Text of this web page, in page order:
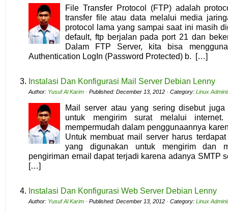
File Transfer Protocol (FTP) adalah
transfer file atau data melalui media
protocol lama yang sampai saat ini masih
default, ftp berjalan pada port 21 dan
Dalam FTP Server, kita bisa
Authentication LogIn (Password Protected) b. […]
Instalasi Dan Konfigurasi Mail Server Debian Lenny
Author: Yusuf Al Karim · Published: December 13, 2012 · Category: Linux
Mail server atau yang sering disebut
untuk mengirim surat melalui
mempermudah dalam penggunaannya
Untuk membuat mail server harus
yang digunakan untuk mengirim dan
pengiriman email dapat terjadi karena adanya SMTP
[…]
Instalasi Dan Konfigurasi Web Server Debian Lenny
Author: Yusuf Al Karim · Published: December 13, 2012 · Category: Linux